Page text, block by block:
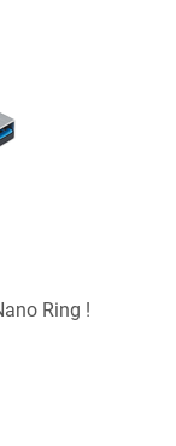
Ring !